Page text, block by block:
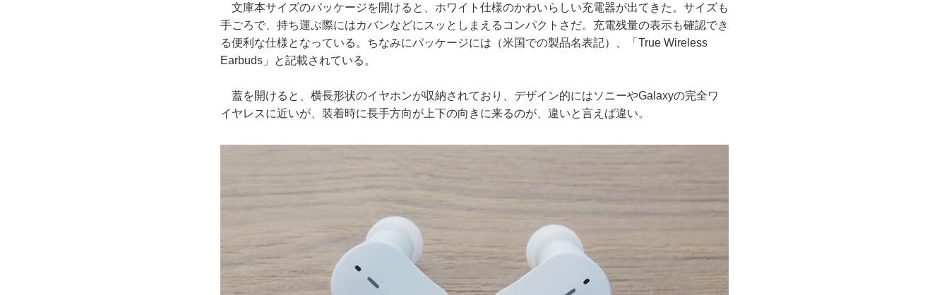
文庫本サイズのパッケージを開けると、ホワイト仕様のかわいらしい充電器が出てきた。サイズも
手ごろで、持ち運ぶ際にはカバンなどにスッとしまえるコンパクトさだ。充電残量の表示も確認でき
る便利な仕様となっている。ちなみにパッケージには（米国での製品名表記）、「True Wireless
Earbuds」と記載されている。
蓋を開けると、横長形状のイヤホンが収納されており、デザイン的にはソニーやGalaxyの完全ワ
イヤレスに近いが、装着時に長手方向が上下の向きに来るのが、違いと言えば違い。